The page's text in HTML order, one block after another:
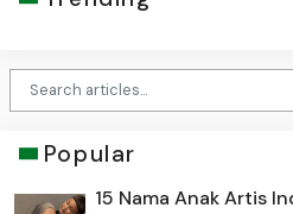
Popular
15 Nama Anak Artis